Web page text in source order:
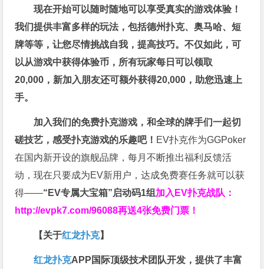
现在开始可以随时随地可以享受真实的游戏体验！
我们提供丰富多样的玩法，包括德州扑克、奥马哈、短
牌等等，让您尽情挑战自我，提高技巧。不仅如此，可
以从游戏中获得体验币，所有玩家每日可以领取
20,000，新加入朋友还可额外获得20,000，助您迅速上
手。
加入我们的免费扑克游戏，和全球的牌手们一起切
磋技艺，感受扑克游戏的乐趣吧！ EV扑克作为GGPoker
在国内新开设的旗舰品牌，每月不断推出福利反馈活
动，现在只要成为EV新用户，达成免费赛任务就可以获
得——“EV专属大宝箱”启动码1组 加入EV扑克战队：
http://evpk7.com/96088再送4张免费门票！
【关于红龙扑克】
红龙扑克APP国际顶级技术团队开发，提供了丰富